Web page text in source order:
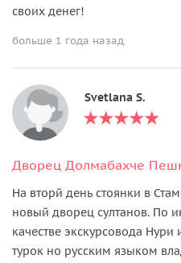
своих денег!
больше 1 года назад
Svetlana S.
На вторй день стоянки в
новый дворец султанов. По
качестве экскурсовода
турок но русским языком